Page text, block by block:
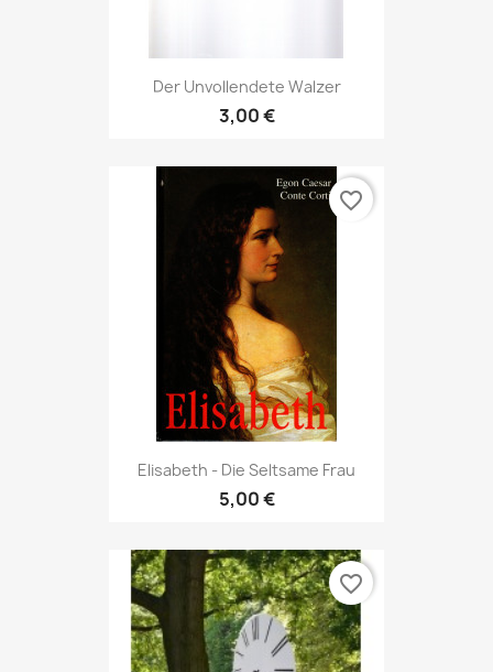
Der Unvollendete Walzer
3,00 €
Elisabeth - Die Seltsame Frau
5,00 €
favorite_border
favorite_border